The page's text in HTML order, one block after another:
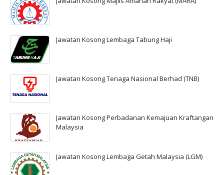
Jawatan Kosong Lembaga Tabung Haji
Jawatan Kosong Tenaga Nasional Berhad (TNB)
Jawatan Kosong Perbadanan Kemajuan Kraftangan
Malaysia
Jawatan Kosong Lembaga Getah Malaysia (LGM)